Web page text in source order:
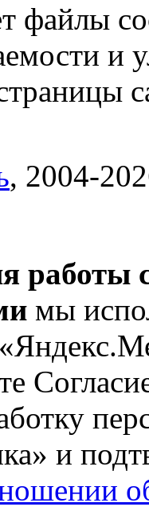
файлы
и
, 2004-
работы
мы
и